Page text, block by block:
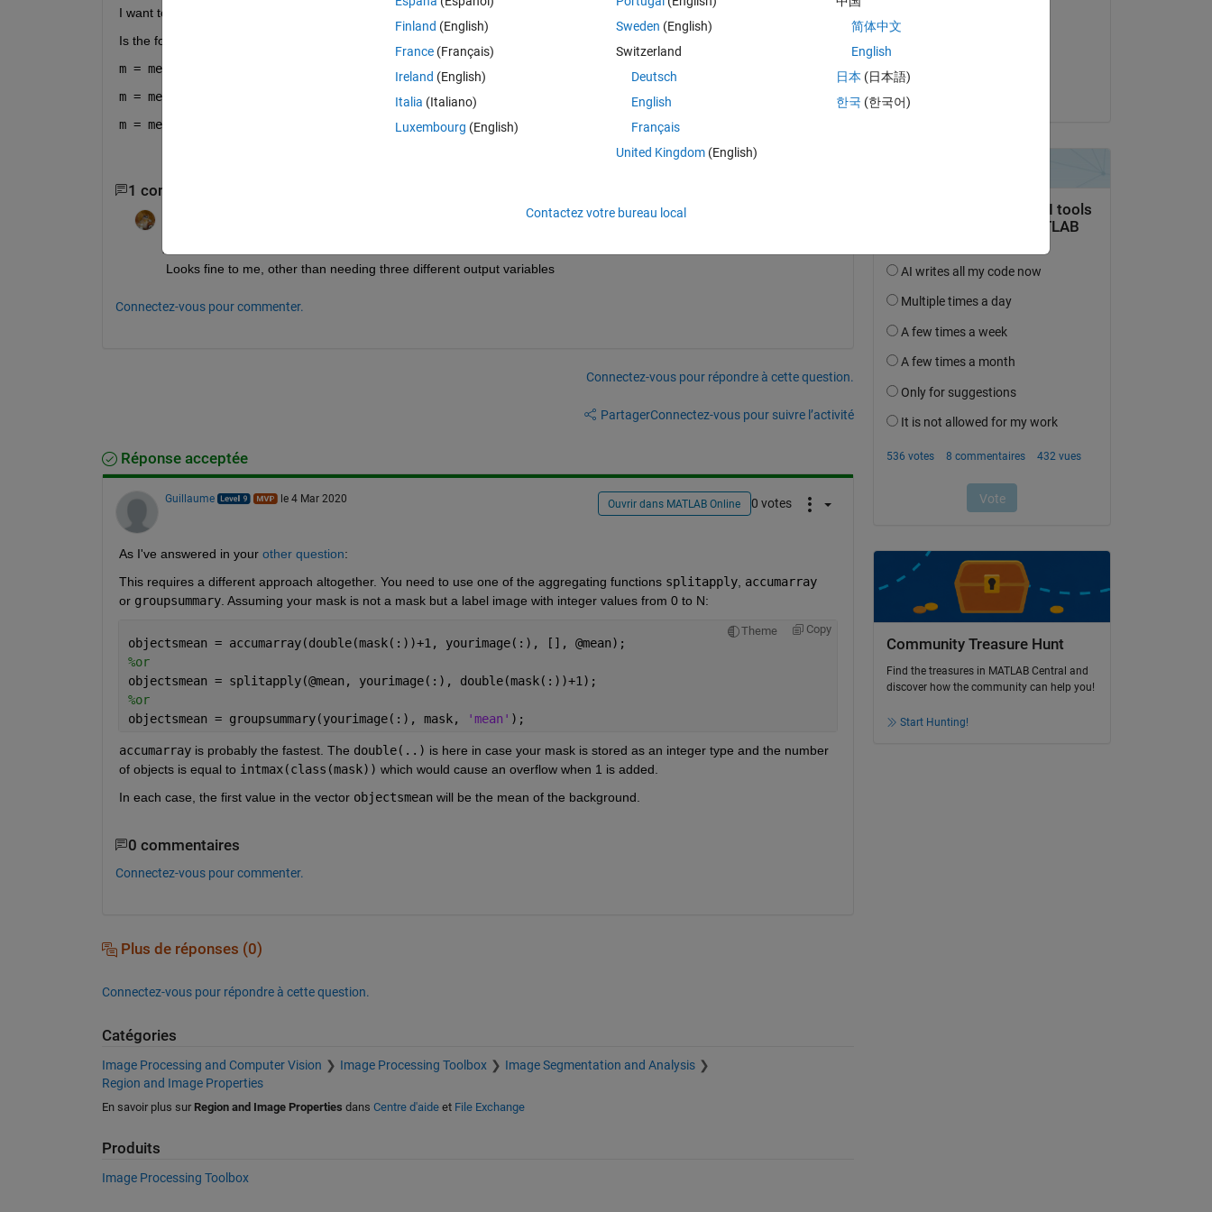
I want to calculate the mean of the regions with number 1, number 2 and number 3 separately.
Is the following correct?
m = mean(volume(mask==1));
m = mean(volume(mask==2));
m = mean(volume(mask==3));
1 commentaire
2020
Looks fine to me, other than needing three different output variables
Connectez-vous pour commenter.
Connectez-vous pour répondre à cette question.
PartagerConnectez-vous pour suivre l’activité
Réponse acceptée
Guillaume le 4 Mar 2020 Ouvrir dans MATLAB Online 0 votes
As I've answered in your other question:
This requires a different approach altogether. You need to use one of the aggregating functions splitapply, accumarray
or groupsummary. Assuming your mask is not a mask but a label image with integer values from 0 to N:
Theme Copy
objectsmean = accumarray(double(mask(:))+1, yourimage(:), [], @mean);
%or
objectsmean = splitapply(@mean, yourimage(:), double(mask(:))+1);
%or
objectsmean = groupsummary(yourimage(:), mask,
'mean' );
accumarray is probably the fastest. The double(..) is here in case your mask is stored as an integer type and the number
of objects is equal to intmax(class(mask)) which would cause an overflow when 1 is added.
In each case, the first value in the vector objectsmean will be the mean of the background.
0 commentaires
Connectez-vous pour commenter.
Plus de réponses (0)
Connectez-vous pour répondre à cette question.
Catégories
Image Processing and Computer Vision Image Processing Toolbox
Image Segmentation and Analysis
Region and Image Properties
En savoir plus sur Region and Image Properties dans Centre d'aideet File Exchange
Produits
Image Processing Toolbox
le 4 Mar 2020
Acceptée :
Community Treasure Hunt
Find the treasures in MATLAB Central and
discover how the community can help you!
Start Hunting!
Finland (English)
France (Français)
Ireland (English)
Italia (Italiano)
Luxembourg (English)
Sweden (English)
Switzerland
Deutsch
English
Français
United Kingdom(English)
简体中文
English
日本 (日本語)
한국 (한국어)
Contactez votre bureau local